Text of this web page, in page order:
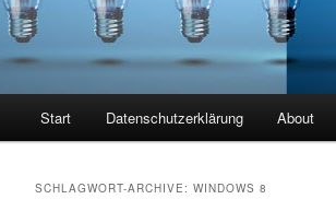
Start Datenschutzerklärung About
SCHLAGWORT-ARCHIVE: WINDOWS 8